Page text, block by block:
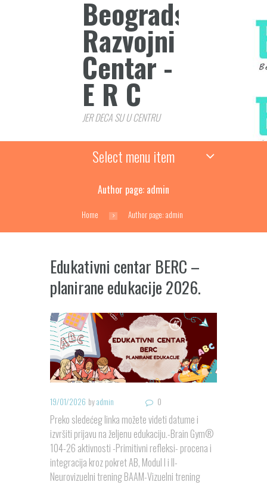
Beogradski
Razvojni
Centar - B
E R C
JER DECA SU U CENTRU
Select menu item
Author page: admin
Home Author page: admin
Edukativni centar BERC –
planirane edukacije 2026.
19/01/2026 byadmin 0
Preko sledećeg linka možete videti datume i
izvršiti prijavu na željenu edukaciju.-Brain Gym®
104-26 aktivnosti -Primitivni refleksi- procena i
integracija kroz pokret AB, Modul I i II-
Neurovizuelni trening BAAM-Vizuelni trening